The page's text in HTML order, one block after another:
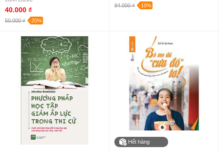
40.000 ₫
50.000 ₫ -20%
84.000 ₫ -10%
Hết hàng